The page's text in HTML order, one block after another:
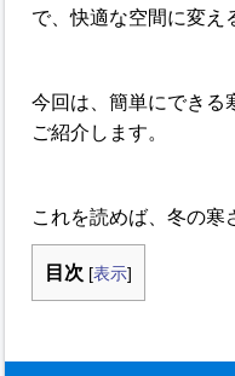
で、快適な空間に変え
今回は、簡単にできる
ご紹介します。
これを読めば、冬の寒
目次 [表示]